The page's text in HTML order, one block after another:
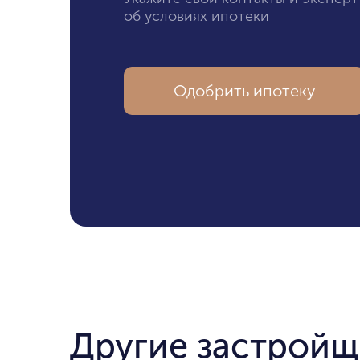
об условиях ипотеки
Одобрить ипотеку
Другие